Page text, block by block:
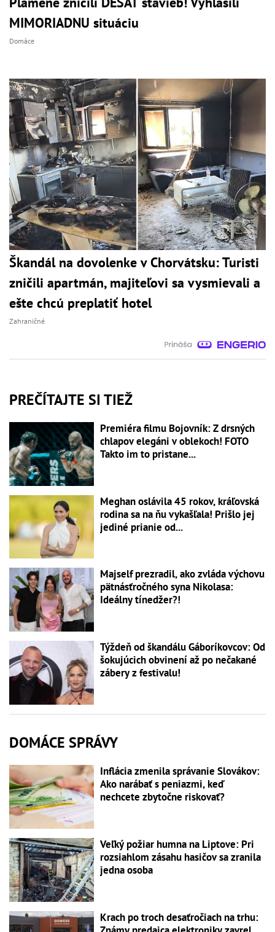
MIMORIADNU situáciu
Domáce
Škandál na dovolenke v Chorvátsku: Turisti
zničili apartmán, majiteľovi sa vysmievali a
ešte chcú preplatiť hotel
Zahraničné
PREČÍTAJTE SI TIEŽ
Premiéra filmu Bojovník: Z drsných
chlapov elegáni v oblekoch! FOTO
Takto im to pristane...
Meghan oslávila 45 rokov, kráľovská
rodina sa na ňu vykašľala! Prišlo jej
jediné prianie od...
Majself prezradil, ako zvláda výchovu
pätnásťročného syna Nikolasa:
Ideálny tínedžer?!
Týždeň od škandálu Gáboríkovcov: Od
šokujúcich obvinení až po nečakané
zábery z festivalu!
DOMÁCE SPRÁVY
Inflácia zmenila správanie Slovákov:
Ako narábať s peniazmi, keď
nechcete zbytočne riskovať?
Veľký požiar humna na Liptove: Pri
rozsiahlom zásahu hasičov sa zranila
jedna osoba
Krach po troch desaťročiach na trhu: